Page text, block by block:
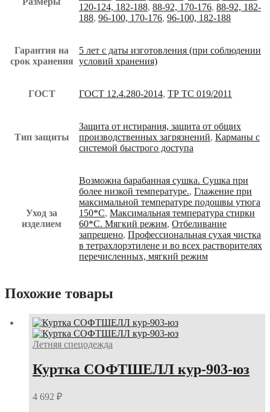
120-124, 182-188, 88-92, 170-176, 88-92, 182-
188, 96-100, 170-176, 96-100, 182-188
Гарантия на
срок хранения
5 лет с даты изготовления (при соблюдении
условий хранения)
ГОСТ ГОСТ 12.4.280-2014, ТР ТС 019/2011
Тип защиты
Защита от истирания, защита от общих
производственных загрязнений, Карманы с
системой быстрого доступа
Уход за
изделием
Возможна барабанная сушка. Сушка при
более низкой температуре., Глажение при
максимальной температуре подошвы утюга
150*С, Максимальная температура стирки
60*С. Мягкий режим, Отбеливание
запрещено, Профессиональная сухая чистка
в тетрахлорэтилене и во всех растворителях
перечисленных, мягкий режим
Похожие товары
Летняя спецодежда
Куртка СОФТШЕЛЛ кур-903-юз
4 692 ₽